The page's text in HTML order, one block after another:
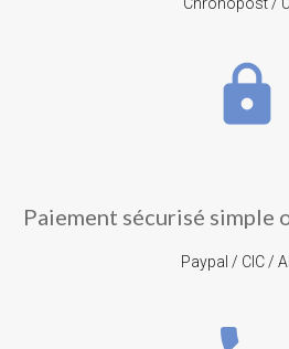
lock
Paiement sécurisé simple
Paypal / CIC /